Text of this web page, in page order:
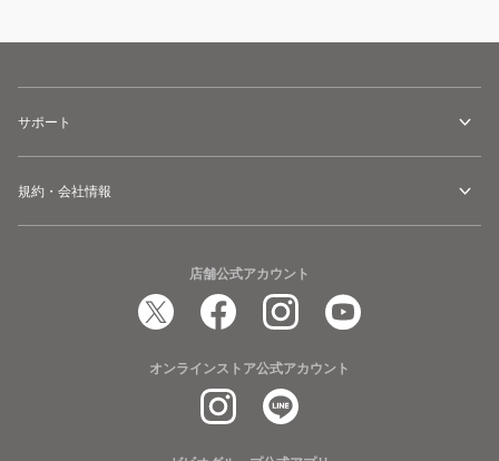
サポート
規約・会社情報
店舗公式アカウント
オンラインストア公式アカウント